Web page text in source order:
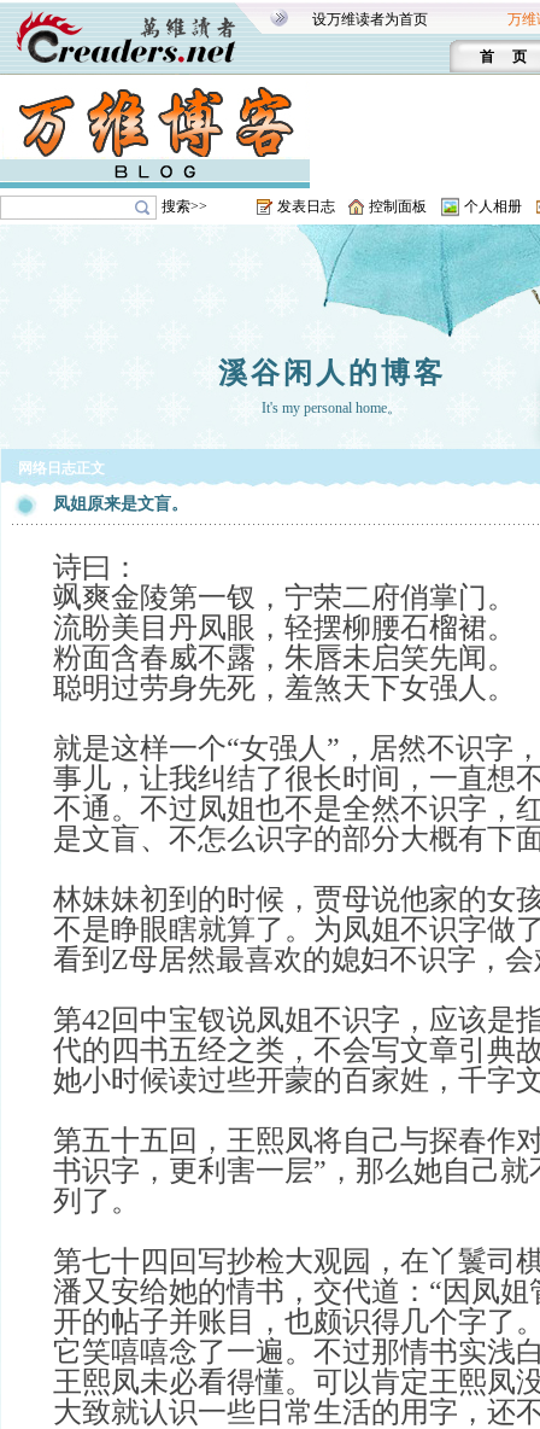
设万维读者为首页 万维
首 页
搜索>> 发表日志 控制面板 个人相册
溪谷闲人的博客
It's my personal home。
网络日志正文
凤姐原来是文盲。
诗曰：
飒爽金陵第一钗，宁荣二府俏掌门。
流盼美目丹凤眼，轻摆柳腰石榴裙。
粉面含春威不露，朱唇未启笑先闻。
聪明过劳身先死，羞煞天下女强人。
就是这样一个“女强人”，居然不识字
事儿，让我纠结了很长时间，一直想
不通。不过凤姐也不是全然不识字，
是文盲、不怎么识字的部分大概有下
林妹妹初到的时候，贾母说他家的女
不是睁眼瞎就算了。 为凤姐不识字做
看到Z母居然最喜欢的媳妇不识字，
第42回中宝钗说凤姐不识字，应该是
代的四书五经之类，不会写文章引典
她小时候读过些开蒙的百家姓，千字
第五十五回，王熙凤将自己与探春作
书识字，更利害一层”，那么她自己就
列了。
第七十四回写抄检大观园，在丫鬟司
潘又安给她的情书，交代道：“因凤
开的帖子并账目，也颇识得几个字了
它笑嘻嘻念了一遍。不过那情书实浅
王熙凤未必看得懂。 可以肯定王熙凤
大致就认识一些日常生活的用字，还